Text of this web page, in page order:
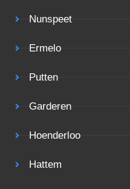
Nunspeet
Ermelo
Putten
Garderen
Hoenderloo
Hattem